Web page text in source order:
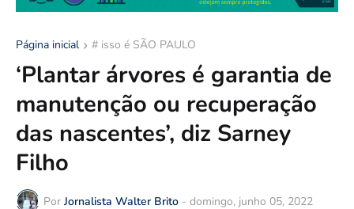
Página inicial # isso é SÃO PAULO
‘Plantar árvores é garantia de
manutenção ou recuperação
das nascentes’, diz Sarney
Filho
Por Jornalista Walter Brito - domingo, junho 05, 2022